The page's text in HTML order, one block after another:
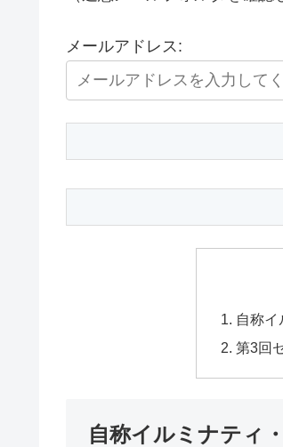
メールアドレス:
自称イ
第3回
自称イルミナティ